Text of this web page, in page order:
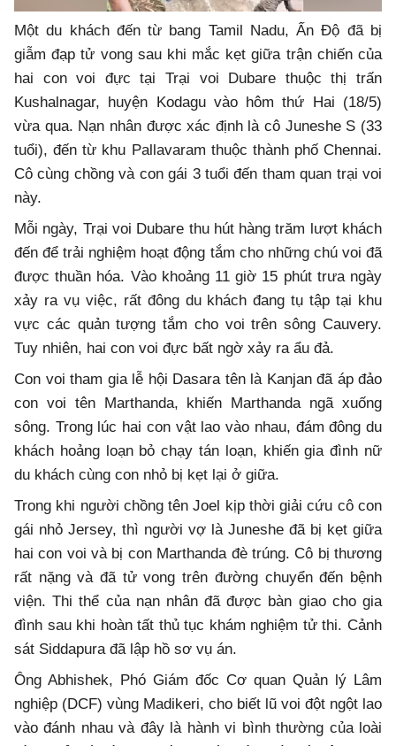
Một du khách đến từ bang Tamil Nadu, Ấn Độ đã bị
giẫm đạp tử vong sau khi mắc kẹt giữa trận chiến của
hai con voi đực tại Trại voi Dubare thuộc thị trấn
Kushalnagar, huyện Kodagu vào hôm thứ Hai (18/5)
vừa qua. Nạn nhân được xác định là cô Juneshe S (33
tuổi), đến từ khu Pallavaram thuộc thành phố Chennai.
Cô cùng chồng và con gái 3 tuổi đến tham quan trại voi
này.
Mỗi ngày, Trại voi Dubare thu hút hàng trăm lượt khách
đến để trải nghiệm hoạt động tắm cho những chú voi đã
được thuần hóa. Vào khoảng 11 giờ 15 phút trưa ngày
xảy ra vụ việc, rất đông du khách đang tụ tập tại khu
vực các quản tượng tắm cho voi trên sông Cauvery.
Tuy nhiên, hai con voi đực bất ngờ xảy ra ẩu đả.
Con voi tham gia lễ hội Dasara tên là Kanjan đã áp đảo
con voi tên Marthanda, khiến Marthanda ngã xuống
sông. Trong lúc hai con vật lao vào nhau, đám đông du
khách hoảng loạn bỏ chạy tán loạn, khiến gia đình nữ
du khách cùng con nhỏ bị kẹt lại ở giữa.
Trong khi người chồng tên Joel kịp thời giải cứu cô con
gái nhỏ Jersey, thì người vợ là Juneshe đã bị kẹt giữa
hai con voi và bị con Marthanda đè trúng. Cô bị thương
rất nặng và đã tử vong trên đường chuyển đến bệnh
viện. Thi thể của nạn nhân đã được bàn giao cho gia
đình sau khi hoàn tất thủ tục khám nghiệm tử thi. Cảnh
sát Siddapura đã lập hồ sơ vụ án.
Ông Abhishek, Phó Giám đốc Cơ quan Quản lý Lâm
nghiệp (DCF) vùng Madikeri, cho biết lũ voi đột ngột lao
vào đánh nhau và đây là hành vi bình thường của loài